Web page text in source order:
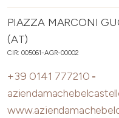
PIAZZA MARCONI
(AT)
CIR: 005061-AGR-00002
+39 0141 777210 -